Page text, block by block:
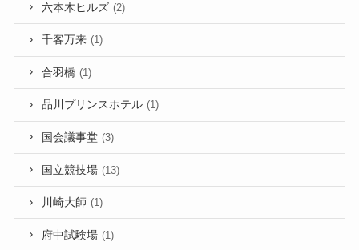
六本木ヒルズ (2)
千客万来 (1)
合羽橋 (1)
品川プリンスホテル (1)
国会議事堂 (3)
国立競技場 (13)
川崎大師 (1)
府中試験場 (1)